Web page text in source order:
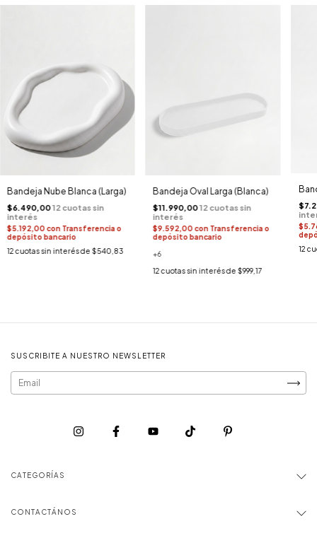
Bandeja Nube Blanca (Larga)
$6.490,00
$5.192,00 con Transferencia o
depósito bancario
12 cuotas sin interés de $540,83
Bandeja Oval Larga (Blanca)
$11.990,00
$9.592,00 con Transferencia o
depósito bancario
+6
12 cuotas sin interés de $999,17
12
SUSCRIBITE A NUESTRO NEWSLETTER
CATEGORÍAS
CONTACTÁNOS